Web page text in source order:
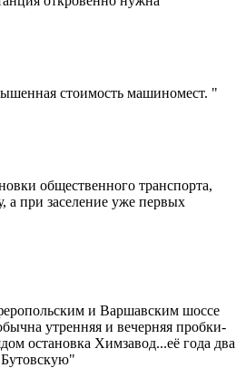
стоимость машиномест. "
общественного транспорта,
а при заселение уже первых
и Варшавским шоссе
утренняя и вечерняя пробки-
остановка Химзавод...её года два